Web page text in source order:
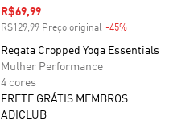
Preço com desconto
R$69,99
R$129,99 Preço original -45%
Regata Cropped Yoga Essentials
Mulher Performance
4 cores
FRETE GRÁTIS MEMBROS
ADICLUB